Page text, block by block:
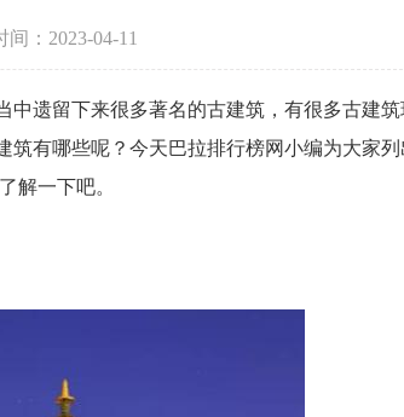
间：2023-04-11
遗留下来很多著名的古建筑，有很多古建筑
有哪些呢？今天巴拉排行榜网小编为大家
解一下吧。